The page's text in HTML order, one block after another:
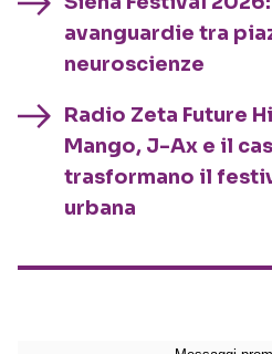
avanguardie tra
neuroscienze
Radio Zeta Future
Mango, J-Ax e il
trasformano il
urbana